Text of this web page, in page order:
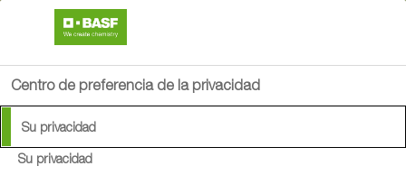
Centro de preferencia de la privacidad
Su privacidad
Su privacidad